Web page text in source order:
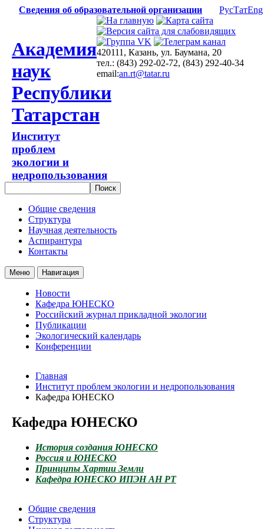
Сведения об образовательной организации РусТатEng
Академия
наук
Республики
Татарстан
Институт
проблем
экологии и
недропользования
420111, Казань, ул. Баумана, 20
тел.: (843) 292-02-72, (843) 292-40-34
email:an.rt@tatar.ru
Общие сведения
Структура
Научная деятельность
Аспирантура
Контакты
Меню Навигация
Новости
Кафедра ЮНЕСКО
Российский журнал прикладной экологии
Публикации
Экологический календарь
Конференции
Главная
Институт проблем экологии и недропользования
Кафедра ЮНЕСКО
Кафедра ЮНЕСКО
История создания ЮНЕСКО
Россия и ЮНЕСКО
Принципы Хартии Земли
Кафедра ЮНЕСКО ИПЭН АН РТ
Общие сведения
Структура